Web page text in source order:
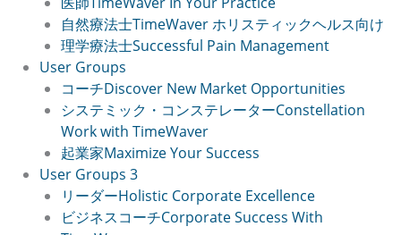
自然療法士TimeWaver ホリスティックヘルス向け
理学療法士Successful Pain Management
User Groups
コーチDiscover New Market Opportunities
システミック・コンステレーターConstellation
Work with TimeWaver
起業家Maximize Your Success
User Groups 3
リーダーHolistic Corporate Excellence
ビジネスコーチCorporate Success With